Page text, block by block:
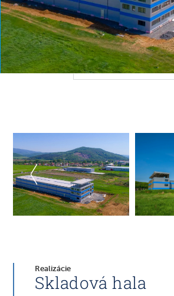
Realizácie
Skladová hala